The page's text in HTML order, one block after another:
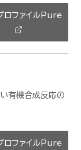
ロファイルPure
い有機合成反応の
ロファイルPure